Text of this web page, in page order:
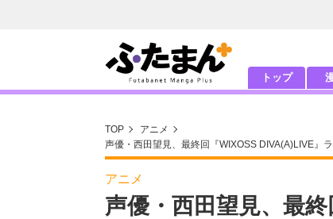
トップ
TOP
アニメ
声優・西田望見、最終回『WIXOSS DIVA(A)LIVE』
アニメ
声優・西田望見、最